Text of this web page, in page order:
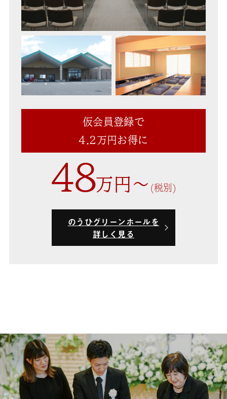
仮会員登録で
4.2万円お得に
48万円〜 (税別)
のうひグリーンホールを
詳しく見る